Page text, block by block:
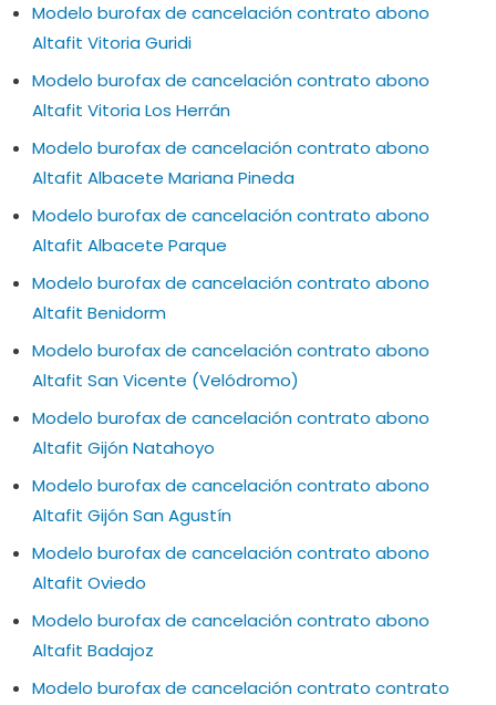
Modelo burofax de cancelación contrato abono
Altafit Vitoria Guridi
Modelo burofax de cancelación contrato abono
Altafit Vitoria Los Herrán
Modelo burofax de cancelación contrato abono
Altafit Albacete Mariana Pineda
Modelo burofax de cancelación contrato abono
Altafit Albacete Parque
Modelo burofax de cancelación contrato abono
Altafit Benidorm
Modelo burofax de cancelación contrato abono
Altafit San Vicente (Velódromo)
Modelo burofax de cancelación contrato abono
Altafit Gijón Natahoyo
Modelo burofax de cancelación contrato abono
Altafit Gijón San Agustín
Modelo burofax de cancelación contrato abono
Altafit Oviedo
Modelo burofax de cancelación contrato abono
Altafit Badajoz
Modelo burofax de cancelación contrato contrato